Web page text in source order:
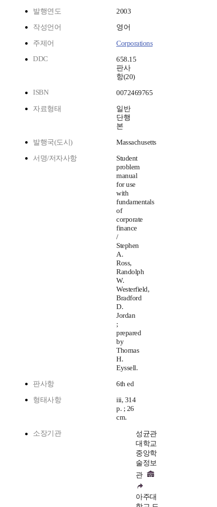
발행연도 2003
작성언어 영어
주제어
Corporations
DDC
658.15
판사
항(20)
ISBN
0072469765
자료형태
일반
단행
본
발행국(도시) Massachusetts
서명/저자사항
Student
problem
manual
for use
with
fundamentals
of
corporate
finance
/
Stephen
A.
Ross,
Randolph
W.
Westerfield,
Bradford
D.
Jordan
;
prepared
by
Thomas
H.
Eyssell.
판사항 6th ed
형태사항
iii, 314
p. ; 26
cm.
소장기관
성균관
대학교
중앙학
술정보
관
아주대